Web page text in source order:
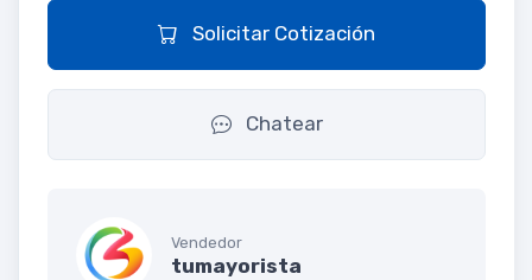
Solicitar Cotización
Chatear
Vendedor
tumayorista